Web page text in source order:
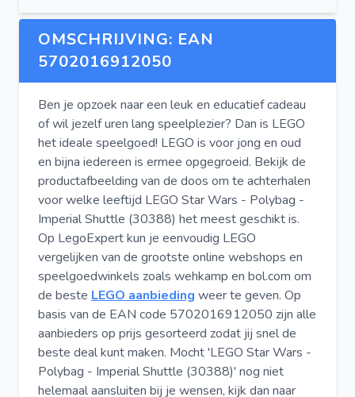
OMSCHRIJVING: EAN
5702016912050
Ben je opzoek naar een leuk en educatief cadeau
of wil jezelf uren lang speelplezier? Dan is LEGO
het ideale speelgoed! LEGO is voor jong en oud
en bijna iedereen is ermee opgegroeid. Bekijk de
productafbeelding van de doos om te achterhalen
voor welke leeftijd LEGO Star Wars - Polybag -
Imperial Shuttle (30388) het meest geschikt is.
Op LegoExpert kun je eenvoudig LEGO
vergelijken van de grootste online webshops en
speelgoedwinkels zoals wehkamp en bol.com om
de beste LEGO aanbieding weer te geven. Op
basis van de EAN code 5702016912050 zijn alle
aanbieders op prijs gesorteerd zodat jij snel de
beste deal kunt maken. Mocht 'LEGO Star Wars -
Polybag - Imperial Shuttle (30388)' nog niet
helemaal aansluiten bij je wensen, kijk dan naar